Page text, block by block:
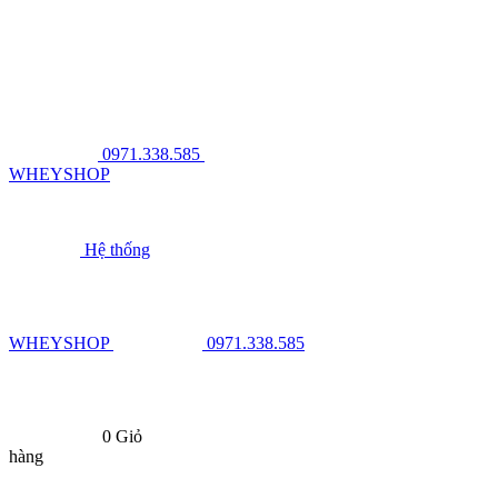
0971.338.585
WHEYSHOP
Hệ thống
WHEYSHOP 0971.338.585
0 Giỏ
hàng